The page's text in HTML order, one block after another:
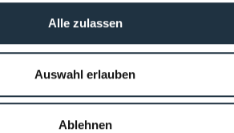
Alle zulassen
Auswahl erlauben
Ablehnen